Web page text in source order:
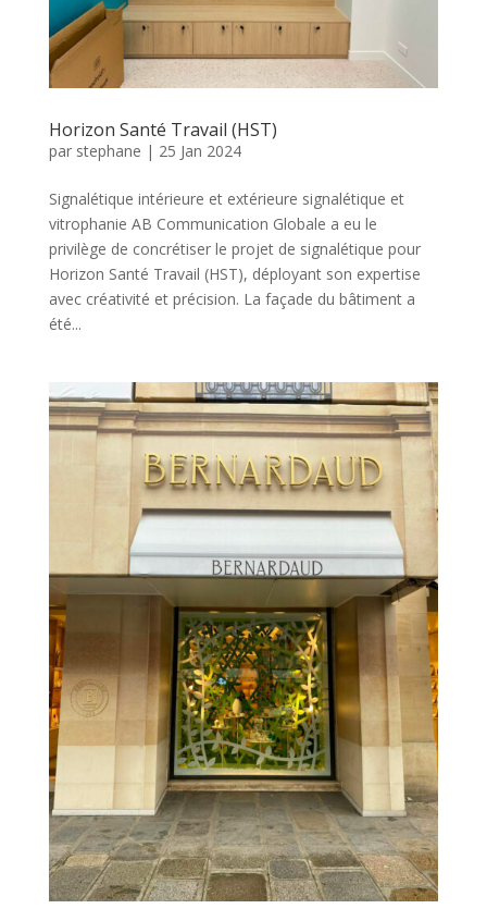
Horizon Santé Travail (HST)
par stephane | 25 Jan 2024
Signalétique intérieure et extérieure signalétique et
vitrophanie AB Communication Globale a eu le
privilège de concrétiser le projet de signalétique pour
Horizon Santé Travail (HST), déployant son expertise
avec créativité et précision. La façade du bâtiment a
été...